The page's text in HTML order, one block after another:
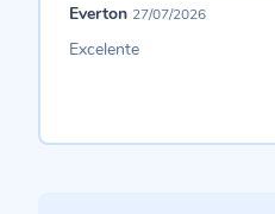
Everton 27/07/2026
Excelente